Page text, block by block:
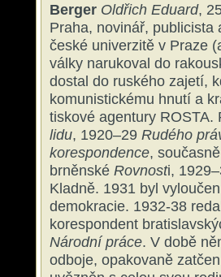
Berger Oldřich Eduard,
Praha, novinář, publicista
české univerzitě v Praze
války narukoval do
dostal do ruského zajetí,
komunistickému hnutí a
tiskové agentury
lidu, 1920–29 Rudého
korespondence,
brněnské Rovnosti,
Kladně. 1931 byl
demokracie. 1932-38
korespondent
Národní práce. V době
odboje, opakovaně